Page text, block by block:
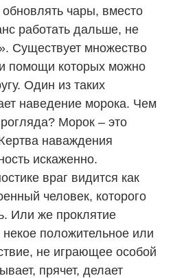
обновлять чары, вместо
работать дальше, не
Существует множество
помощи которых можно
Один из таких
наведение морока. Чем
Морок – это
наваждения
искаженно.
враг видится как
человек, которого
Или же проклятие
некое положительное или
не играющее особой
прячет, делает